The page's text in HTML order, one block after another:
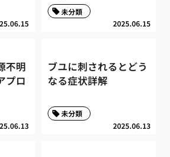
2025.06.15
未分類
不明
プロ
ブユに刺されるとどう
なる症状詳解
2025.06.13
未分類